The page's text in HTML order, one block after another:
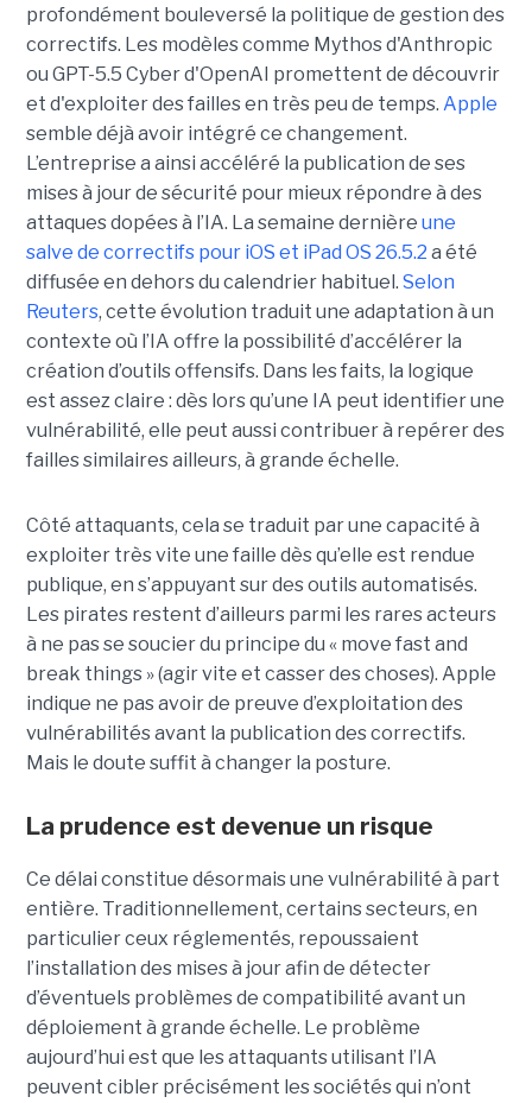
profondément bouleversé la politique de gestion des
correctifs. Les modèles comme Mythos d'Anthropic
ou GPT-5.5 Cyber d'OpenAI promettent de découvrir
et d'exploiter des failles en très peu de temps. Apple
semble déjà avoir intégré ce changement.
L’entreprise a ainsi accéléré la publication de ses
mises à jour de sécurité pour mieux répondre à des
attaques dopées à l’IA. La semaine dernière une
salve de correctifs pour iOS et iPad OS 26.5.2 a été
diffusée en dehors du calendrier habituel. Selon
Reuters, cette évolution traduit une adaptation à un
contexte où l’IA offre la possibilité d’accélérer la
création d’outils offensifs. Dans les faits, la logique
est assez claire : dès lors qu’une IA peut identifier une
vulnérabilité, elle peut aussi contribuer à repérer des
failles similaires ailleurs, à grande échelle.
Côté attaquants, cela se traduit par une capacité à
exploiter très vite une faille dès qu’elle est rendue
publique, en s’appuyant sur des outils automatisés.
Les pirates restent d’ailleurs parmi les rares acteurs
à ne pas se soucier du principe du « move fast and
break things » (agir vite et casser des choses). Apple
indique ne pas avoir de preuve d’exploitation des
vulnérabilités avant la publication des correctifs.
Mais le doute suffit à changer la posture.
La prudence est devenue un risque
Ce délai constitue désormais une vulnérabilité à part
entière. Traditionnellement, certains secteurs, en
particulier ceux réglementés, repoussaient
l’installation des mises à jour afin de détecter
d’éventuels problèmes de compatibilité avant un
déploiement à grande échelle. Le problème
aujourd’hui est que les attaquants utilisant l’IA
peuvent cibler précisément les sociétés qui n’ont